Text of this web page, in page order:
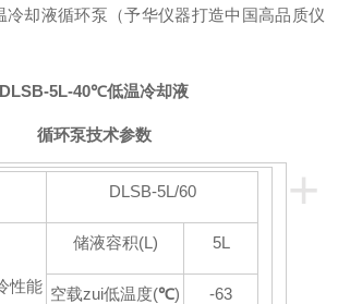
却液循环泵（予华仪器打造中国高品质仪
DLSB-5L-40℃低温冷却液
循环泵技术参数
+
DLSB-5L/60
性能
储液容积(L) 5L
空载zui低温度(℃) -63